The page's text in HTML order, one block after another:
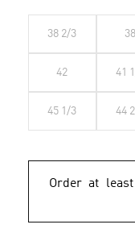
38
38 2/3
41
42
44
45 1/3
Order at